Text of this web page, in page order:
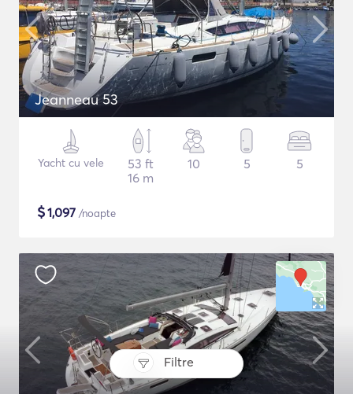
Filtre
Jeanneau 53
Yacht cu vele
53 ft
16 m
10 5 5
$1,097 /noapte